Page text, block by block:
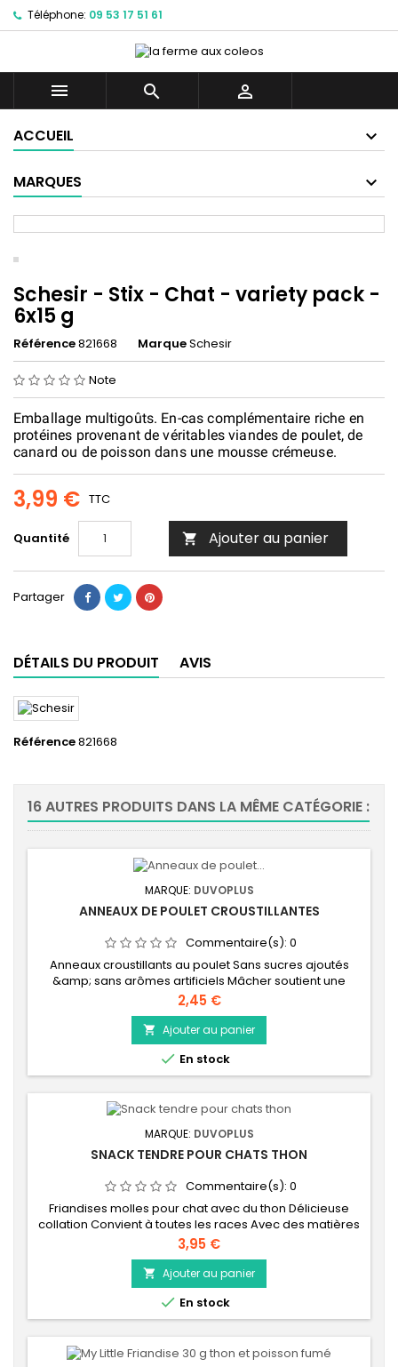
Téléphone: 09 53 17 51 61
  
ACCUEIL
MARQUES
Schesir - Stix - Chat - variety pack -
6x15 g
Référence821668 MarqueSchesir
Note
Emballage multigoûts. En-cas complémentaire riche en
protéines provenant de véritables viandes de poulet, de
canard ou de poisson dans une mousse crémeuse.
3,99 € TTC
Quantité  Ajouter au panier
Partager
DÉTAILS DU PRODUIT AVIS
Référence821668
16 AUTRES PRODUITS DANS LA MÊME CATÉGORIE :
MARQUE: DUVOPLUS
ANNEAUX DE POULET CROUSTILLANTES
Commentaire(s): 0
Anneaux croustillants au poulet Sans sucres ajoutés
&amp; sans arômes artificiels Mâcher soutient une
bonne hygiène dentaire Riche en protéines animales :
bonne digestibilité Délicieuse collation Riche en
protéines animales : bonne digestibilité
Prix
2,45 €
 Ajouter au panier
 En stock
MARQUE: DUVOPLUS
SNACK TENDRE POUR CHATS THON
Commentaire(s): 0
Friandises molles pour chat avec du thon Délicieuse
collation Convient à toutes les races Avec des matières
premières naturelles Dans un pot refermable pratique
Prix
3,95 €
 Ajouter au panier
 En stock